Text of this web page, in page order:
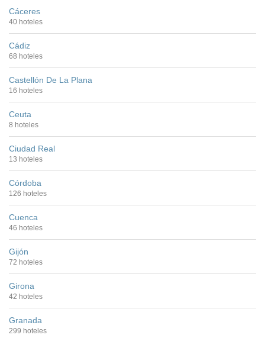
Cáceres
40 hoteles
Cádiz
68 hoteles
Castellón De La Plana
16 hoteles
Ceuta
8 hoteles
Ciudad Real
13 hoteles
Córdoba
126 hoteles
Cuenca
46 hoteles
Gijón
72 hoteles
Girona
42 hoteles
Granada
299 hoteles